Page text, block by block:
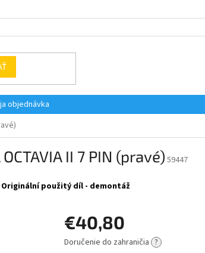
objednávka
II 7 PIN (pravé) 59447
Originální použitý díl - demontáž
€40,80
Jednotková
Doručenie do zahraničia ?